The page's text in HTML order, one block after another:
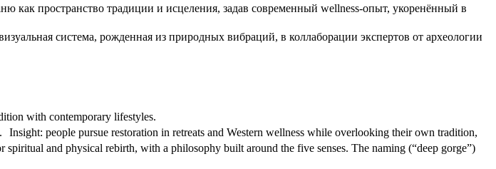
как пространство традиции и исцеления, задав современный wellness-опыт, укоренённый в
система, рожденная из природных вибраций, в коллаборации экспертов от археологии
with contemporary lifestyles.
people pursue restoration in retreats and Western wellness while overlooking their own tradition,
and physical rebirth, with a philosophy built around the five senses. The naming (“deep gorge”)